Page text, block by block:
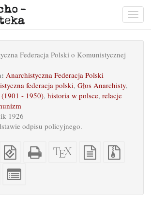
Federacja Polski o Komunistycznej
Anarchistyczna Federacja Polski
federacja polski, Głos Anarchisty,
- 1950), historia w polsce, relacje
1926
odpisu policyjnego.
PDF
impozycją
EPUB
(dla
Samodzielny
HTML
Źrodło
XeLaTeX
Czysty
tekst
Dodaj
ten
do
do